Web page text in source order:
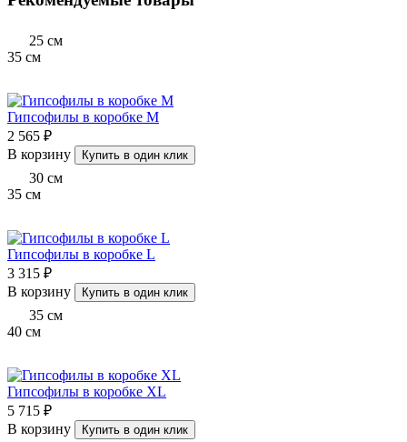
25 см
35 см
Гипсофилы в коробке M
2 565 ₽
В корзину
Купить в один клик
30 см
35 см
Гипсофилы в коробке L
3 315 ₽
В корзину
Купить в один клик
35 см
40 см
Гипсофилы в коробке XL
5 715 ₽
В корзину
Купить в один клик